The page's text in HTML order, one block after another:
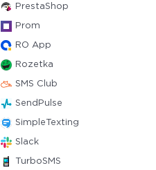
PrestaShop
Prom
RO App
Rozetka
SMS Club
SendPulse
SimpleTexting
Slack
TurboSMS